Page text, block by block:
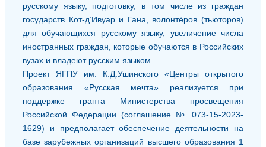
русскому языку, подготовку, в том числе из граждан
государств Кот-д’Ивуар и Гана, волонтёров (тьюторов)
для обучающихся русскому языку, увеличение числа
иностранных граждан, которые обучаются в Российских
вузах и владеют русским языком.
Проект ЯГПУ им. К.Д.Ушинского «Центры открытого
образования «Русская мечта» реализуется при
поддержке гранта Министерства просвещения
Российской Федерации (соглашение № 073-15-2023-
1629) и предполагает обеспечение деятельности на
базе зарубежных организаций высшего образования 1